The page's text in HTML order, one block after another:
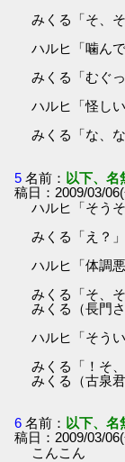
みくる「そ、
ハルヒ「噛んで
みくる「むぐっ
ハルヒ「怪しい
みくる「な、
5 名前： 以下、
稿日：2009/03/
ハルヒ「そう
みくる「え？」
ハルヒ「体調
みくる「そ、
みくる（長門
ハルヒ「そう
みくる「！そ
みくる（古泉
6 名前： 以下、
稿日：2009/03/
こんこん